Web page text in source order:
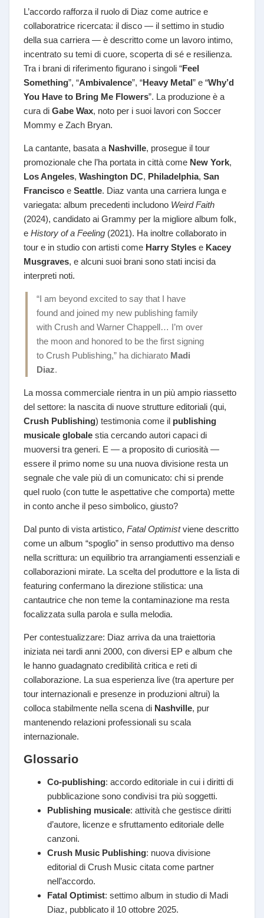
L’accordo rafforza il ruolo di Diaz come autrice e
collaboratrice ricercata: il disco — il settimo in studio
della sua carriera — è descritto come un lavoro intimo,
incentrato su temi di cuore, scoperta di sé e resilienza.
Tra i brani di riferimento figurano i singoli “Feel
Something”, “Ambivalence”, “Heavy Metal” e “Why’d
You Have to Bring Me Flowers”. La produzione è a
cura di Gabe Wax, noto per i suoi lavori con Soccer
Mommy e Zach Bryan.
La cantante, basata a Nashville, prosegue il tour
promozionale che l’ha portata in città come New York,
Los Angeles, Washington DC, Philadelphia, San
Francisco e Seattle. Diaz vanta una carriera lunga e
variegata: album precedenti includono Weird Faith
(2024), candidato ai Grammy per la migliore album folk,
e History of a Feeling (2021). Ha inoltre collaborato in
tour e in studio con artisti come Harry Styles e Kacey
Musgraves, e alcuni suoi brani sono stati incisi da
interpreti noti.
“I am beyond excited to say that I have
found and joined my new publishing family
with Crush and Warner Chappell… I’m over
the moon and honored to be the first signing
to Crush Publishing,” ha dichiarato Madi
Diaz.
La mossa commerciale rientra in un più ampio riassetto
del settore: la nascita di nuove strutture editoriali (qui,
Crush Publishing) testimonia come il publishing
musicale globale stia cercando autori capaci di
muoversi tra generi. E — a proposito di curiosità —
essere il primo nome su una nuova divisione resta un
segnale che vale più di un comunicato: chi si prende
quel ruolo (con tutte le aspettative che comporta) mette
in conto anche il peso simbolico, giusto?
Dal punto di vista artistico, Fatal Optimistviene descritto
come un album “spoglio” in senso produttivo ma denso
nella scrittura: un equilibrio tra arrangiamenti essenziali e
collaborazioni mirate. La scelta del produttore e la lista di
featuring confermano la direzione stilistica: una
cantautrice che non teme la contaminazione ma resta
focalizzata sulla parola e sulla melodia.
Per contestualizzare: Diaz arriva da una traiettoria
iniziata nei tardi anni 2000, con diversi EP e album che
le hanno guadagnato credibilità critica e reti di
collaborazione. La sua esperienza live (tra aperture per
tour internazionali e presenze in produzioni altrui) la
colloca stabilmente nella scena di Nashville, pur
mantenendo relazioni professionali su scala
internazionale.
Glossario
Co-publishing: accordo editoriale in cui i diritti di
pubblicazione sono condivisi tra più soggetti.
Publishing musicale: attività che gestisce diritti
d’autore, licenze e sfruttamento editoriale delle
canzoni.
Crush Music Publishing: nuova divisione
editorial di Crush Music citata come partner
nell’accordo.
Fatal Optimist: settimo album in studio di Madi
Diaz, pubblicato il 10 ottobre 2025.